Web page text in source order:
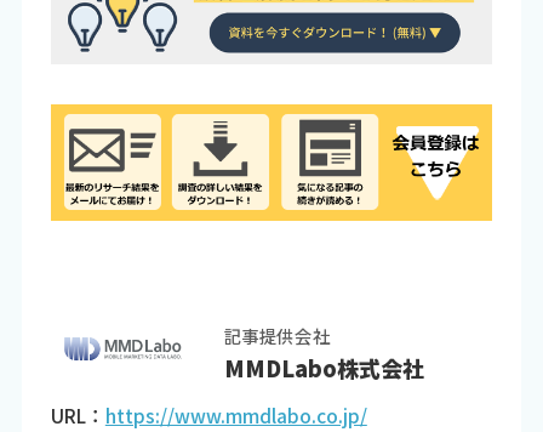
記事提供会社
MMDLabo株式会社
URL： https://www.mmdlabo.co.jp/